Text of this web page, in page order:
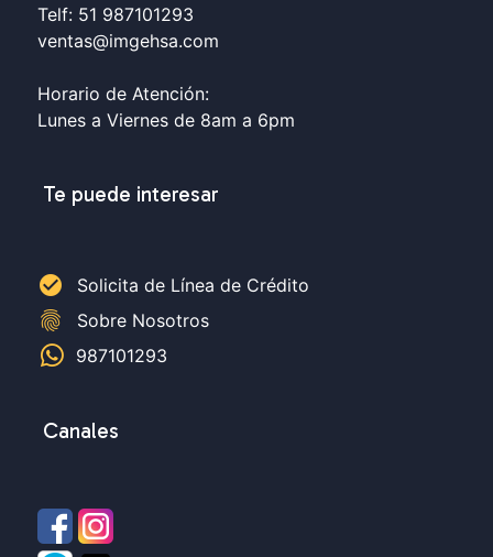
Telf: 51 987101293
ventas@imgehsa.com
Horario de Atención:
Lunes a Viernes de 8am a 6pm
Te puede interesar
check_circle Solicita de Línea de Crédito
fingerprint
Sobre Nosotros
987101293
Canales